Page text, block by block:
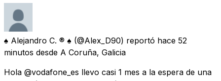
♠ Alejandro C. ® ♠ (@Alex_D90) reportó hace 52
minutos desde A Coruña, Galicia
Hola @vodafone_es llevo casi 1 mes a la espera de una